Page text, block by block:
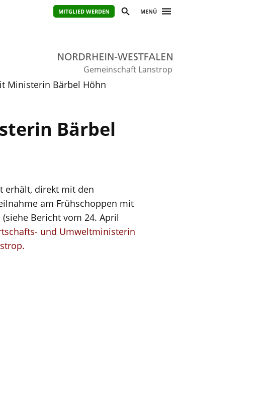
MITGLIED WERDEN MENÜ
Gemeinschaft Lanstrop
Ministerin Bärbel Höhn
Bärbel
erhält, direkt mit den
am Frühschoppen mit
Bericht vom 24. April
und Umweltministerin